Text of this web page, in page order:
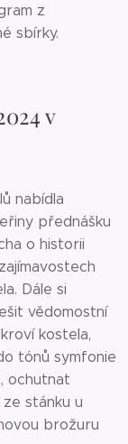
z
sbírky.
v
nabídla
přednášku
o historii
Dále si
vědomostní
kostela,
tónů symfonie
ochutnat
stánku u
brožuru